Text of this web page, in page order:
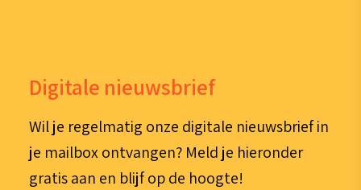
Digitale nieuwsbrief
Wil je regelmatig onze digitale nieuwsbrief in
je mailbox ontvangen? Meld je hieronder
gratis aan en blijf op de hoogte!